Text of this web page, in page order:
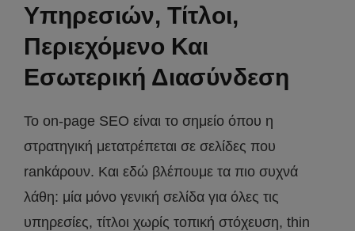
Υπηρεσιών, Τίτλοι,
Περιεχόμενο Και
Εσωτερική Διασύνδεση
Το on-page SEO είναι το σημείο όπου η
στρατηγική μετατρέπεται σε σελίδες που
rankάρουν. Και εδώ βλέπουμε τα πιο συχνά
λάθη: μία μόνο γενική σελίδα για όλες τις
υπηρεσίες, τίτλοι χωρίς τοπική στόχευση, thin